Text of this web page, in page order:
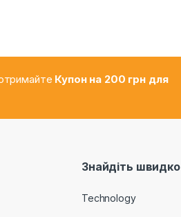
Купон на 200 грн для
Знайдіть швидко
Technology